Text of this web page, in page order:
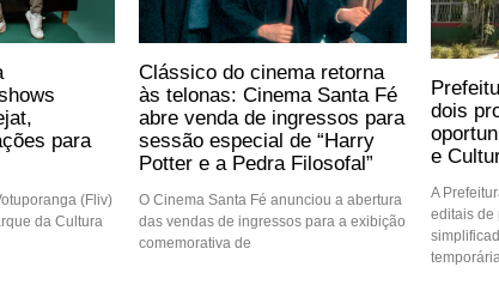
para
(Fliv)
da Cultura
Clássico do cinema retorna
às telonas: Cinema Santa Fé
abre venda de ingressos para
sessão especial de “Harry
Potter e a Pedra Filosofal”
O Cinema Santa Fé anunciou a abertura
das vendas de ingressos para a exibição
comemorativa de
dois
e
A
editais de